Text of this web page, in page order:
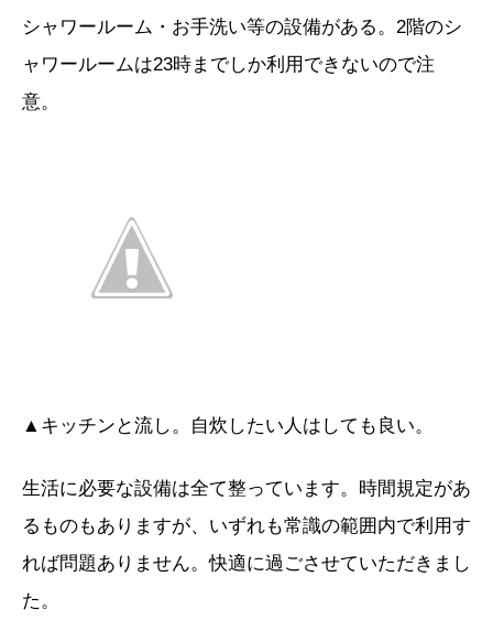
シャワールーム・お手洗い等の設備がある。2階のシ
ャワールームは23時までしか利用できないので注
意。
▲キッチンと流し。自炊したい人はしても良い。
生活に必要な設備は全て整っています。時間規定があ
るものもありますが、いずれも常識の範囲内で利用す
れば問題ありません。快適に過ごさせていただきまし
た。